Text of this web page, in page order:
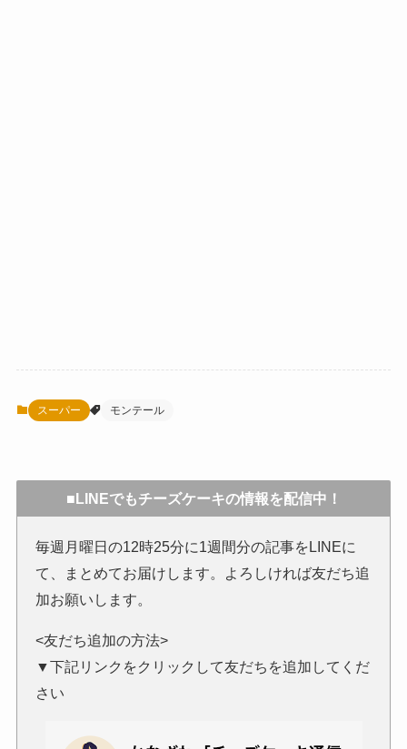
スーパー モンテール
■LINEでもチーズケーキの情報を配信中！
毎週月曜日の12時25分に1週間分の記事をLINEに
て、まとめてお届けします。よろしければ友だち追
加お願いします。
<友だち追加の方法>
▼下記リンクをクリックして友だちを追加してくだ
さい